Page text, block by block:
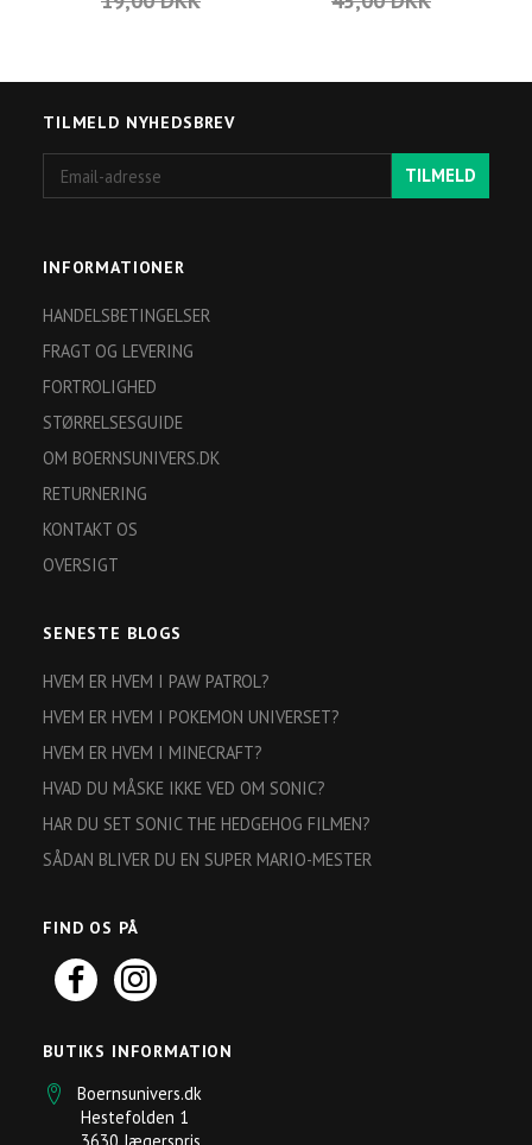
TILMELD NYHEDSBREV
adresse
TILMELD
INFORMATIONER
HANDELSBETINGELSER
FRAGT OG LEVERING
FORTROLIGHED
STØRRELSESGUIDE
OM BOERNSUNIVERS.DK
RETURNERING
KONTAKT OS
OVERSIGT
SENESTE BLOGS
HVEM ER HVEM I PAW PATROL?
HVEM ER HVEM I POKEMON UNIVERSET?
HVEM ER HVEM I MINECRAFT?
HVAD DU MÅSKE IKKE VED OM SONIC?
HAR DU SET SONIC THE HEDGEHOG FILMEN?
SÅDAN BLIVER DU EN SUPER MARIO-MESTER
FIND OS PÅ
BUTIKS INFORMATION
Boernsunivers.dk
Hestefolden 1